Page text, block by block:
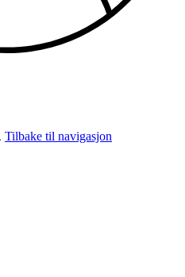
Tilbake til navigasjon